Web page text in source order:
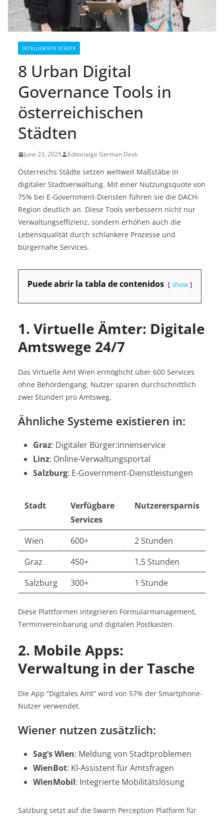
INTELLIGENTE STÄDTE
8 Urban Digital
Governance Tools in
österreichischen
Städten
June 23, 2025 Editorialge German Desk
Österreichs Städte setzen weltweit Maßstäbe in
digitaler Stadtverwaltung. Mit einer Nutzungsquote von
75% bei E-Government-Diensten führen sie die DACH-
Region deutlich an. Diese Tools verbessern nicht nur
Verwaltungseffizienz, sondern erhöhen auch die
Lebensqualität durch schlankere Prozesse und
bürgernahe Services.
Puede abrir la tabla de contenidos show
1. Virtuelle Ämter: Digitale
Amtswege 24/7
Das Virtuelle Amt Wien ermöglicht über 600 Services
ohne Behördengang. Nutzer sparen durchschnittlich
zwei Stunden pro Amtsweg.
Ähnliche Systeme existieren in:
Graz: Digitaler Bürger:innenservice
Linz: Online-Verwaltungsportal
Salzburg: E-Government-Dienstleistungen
Stadt
Verfügbare
Services
Nutzerersparnis
Wien 600+
2 Stunden
Graz
450+
1,5 Stunden
Salzburg
300+ 1 Stunde
Diese Plattformen integrieren Formularmanagement,
Terminvereinbarung und digitalen Postkasten.
2. Mobile Apps:
Verwaltung in der Tasche
Die App “Digitales Amt” wird von 57% der Smartphone-
Nutzer verwendet.
Wiener nutzen zusätzlich:
Sag’s Wien: Meldung von Stadtproblemen
WienBot: KI-Assistent für Amtsfragen
WienMobil: Integrierte Mobilitätslösung
Salzburg setzt auf die Swarm Perception Platform für